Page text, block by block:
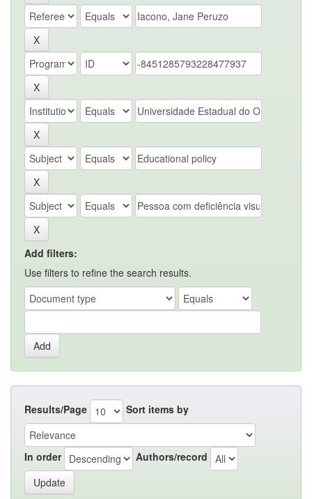
Add filters:
Use filters to refine the search results.
Results/Page Sort items by
In order Authors/record